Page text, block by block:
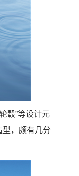
毂”等设计元
，颇有几分